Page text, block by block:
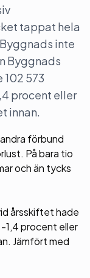
tappat hela
inte
Byggnads
573
procent eller
innan.
förbund
På bara tio
och än tycks
årsskiftet hade
-1,4 procent eller
Jämfört med